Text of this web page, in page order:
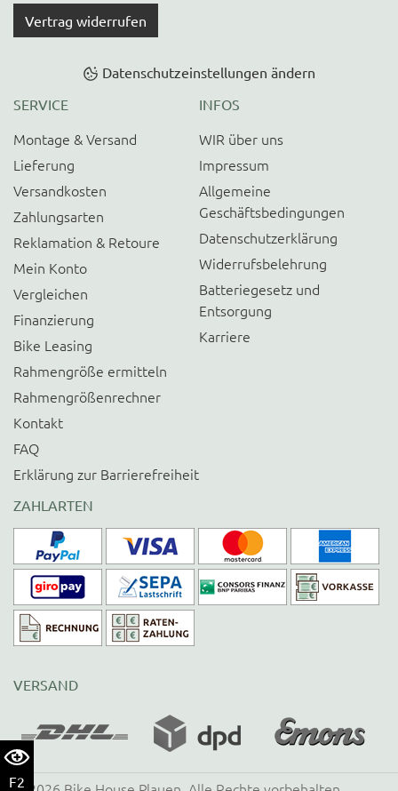
F2
Vertrag widerrufen
Datenschutzeinstellungen ändern
SERVICE
Montage & Versand
Lieferung
Versandkosten
Zahlungsarten
Reklamation & Retoure
Mein Konto
Vergleichen
Finanzierung
Bike Leasing
Rahmengröße ermitteln
Rahmengrößenrechner
Kontakt
FAQ
Erklärung zur Barrierefreiheit
INFOS
WIR über uns
Impressum
Allgemeine
Geschäftsbedingungen
Datenschutzerklärung
Widerrufsbelehrung
Batteriegesetz und
Entsorgung
Karriere
ZAHLARTEN
VERSAND